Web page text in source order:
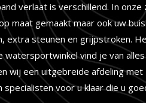
verlaat is verschillend. In
gemaakt maar ook uw
extra steunen en grijpstroken.
watersportwinkel vind je van
wij een uitgebreide afdeling
voor u klaar die u